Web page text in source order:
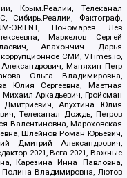
Крым.Реалии, Телеканал
Сибирь.Реалии, Фактограф,
ORIENT, Пономарев Лев
Маркелов Сергей
Апахончич Дарья
СМИ, VTimes.io,
Маняхин Петр
Ольга Владимировна,
Юлия Сергеевна, Маетная
Михаил Аркадьевич, Гройсман
Апухтина Юлия
Телеканал Дождь, Петров
Валентиновна, Мароховская
Шлейнов Роман Юрьевич,
Дмитрий Александрович,
2021, Вега 2021, Важные
Карезина Инна Павловна,
Владимировна, Лютов